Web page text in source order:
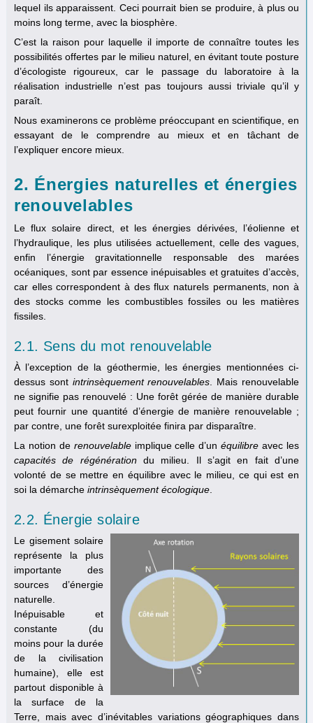
lequel ils apparaissent. Ceci pourrait bien se produire, à plus ou
moins long terme, avec la biosphère.
C’est la raison pour laquelle il importe de connaître toutes les
possibilités offertes par le milieu naturel, en évitant toute posture
d’écologiste rigoureux, car le passage du laboratoire à la
réalisation industrielle n’est pas toujours aussi triviale qu’il y
paraît.
Nous examinerons ce problème préoccupant en scientifique, en
essayant de le comprendre au mieux et en tâchant de
l’expliquer encore mieux.
2. Énergies naturelles et énergies
renouvelables
Le flux solaire direct, et les énergies dérivées, l’éolienne et
l’hydraulique, les plus utilisées actuellement, celle des vagues,
enfin l’énergie gravitationnelle responsable des marées
océaniques, sont par essence inépuisables et gratuites d’accès,
car elles correspondent à des flux naturels permanents, non à
des stocks comme les combustibles fossiles ou les matières
fissiles.
2.1. Sens du mot renouvelable
À l’exception de la géothermie, les énergies mentionnées ci-
dessus sont intrinsèquement renouvelables . Mais renouvelable
ne signifie pas renouvelé : Une forêt gérée de manière durable
peut fournir une quantité d’énergie de manière renouvelable ;
par contre, une forêt surexploitée finira par disparaître.
La notion de renouvelableimplique celle d’unéquilibre avec les
capacités de régénérationdu milieu. Il s’agit en fait d’une
volonté de se mettre en équilibre avec le milieu, ce qui est en
soi la démarche intrinsèquement écologique
2.2. Énergie solaire
Le gisement solaire
représente la plus
importante des
sources d’énergie
naturelle.
Inépuisable et
constante (du
moins pour la durée
de la civilisation
humaine), elle est
partout disponible à
la surface de la
Terre, mais avec d’inévitables variations géographiques dans